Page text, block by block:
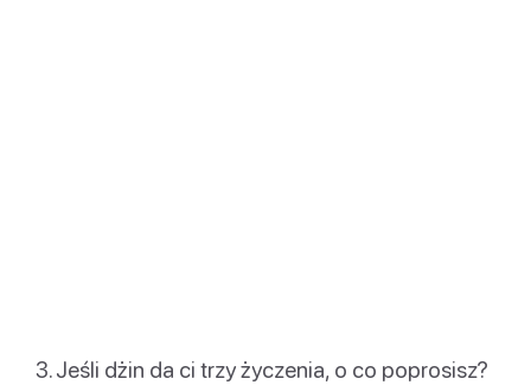
Jeśli dżin da ci trzy życzenia, o co poprosisz?